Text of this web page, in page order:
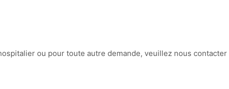
ou pour toute autre demande, veuillez nous contacter